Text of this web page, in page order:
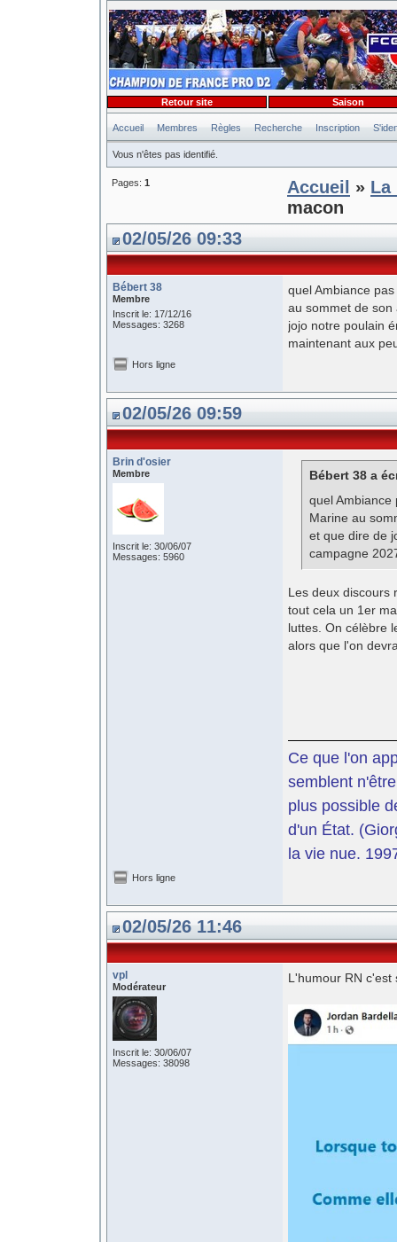
Accueil Membres Règles Recherche Inscription
Vous n'êtes pas identifié.
Retour site Saison
Pages: 1 Accueil » La
macon
02/05/26 09:33
Bébert 38
Membre
Inscrit le: 17/12/16
Messages: 3268
quel Ambiance
au sommet de
jojo notre poulain
maintenant aux
Hors ligne
02/05/26 09:59
Brin d'osier
Membre
Inscrit le: 30/06/07
Messages: 5960
Bébert 38 a
quel Ambiance
Marine au
et que dire de
campagne
Les deux discours
tout cela un 1er
luttes. On célèbre
alors que l'on
Ce que l'on
semblent
plus possible
d'un État.
la vie nue.
Hors ligne
02/05/26 11:46
vpl
Modérateur
Inscrit le: 30/06/07
Messages: 38098
L'humour RN c'est